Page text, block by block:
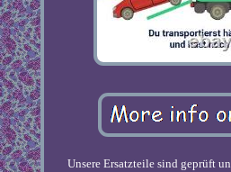
Unsere Ersatzteile sind geprüft